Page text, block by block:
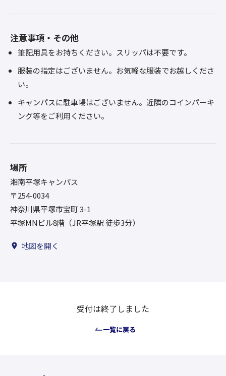
注意事項・その他
筆記用具をお持ちください。スリッパは不要です。
服装の指定はございません。お気軽な服装でお越しくださ
い。
キャンパスに駐車場はございません。近隣のコインパーキ
ング等をご利用ください。
場所
湘南平塚キャンパス
〒254-0034
神奈川県平塚市宝町 3-1
平塚MNビル8階（JR平塚駅 徒歩3分）
地図を開く
受付は終了しました
一覧に戻る